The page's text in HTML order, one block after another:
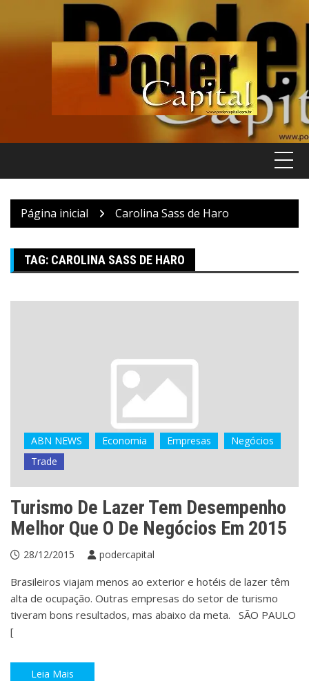
Página inicial Carolina Sass de Haro
TAG: CAROLINA SASS DE HARO
ABN NEWS Economia Empresas
Negócios
Trade
Turismo De Lazer Tem Desempenho
Melhor Que O De Negócios Em 2015
28/12/2015 podercapital
Brasileiros viajam menos ao exterior e hotéis de lazer têm
alta de ocupação. Outras empresas do setor de turismo
tiveram bons resultados, mas abaixo da meta. SÃO PAULO
[
Leia Mais